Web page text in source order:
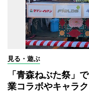
見る・遊ぶ
「青森ねぶた祭」
業コラボやキャラ